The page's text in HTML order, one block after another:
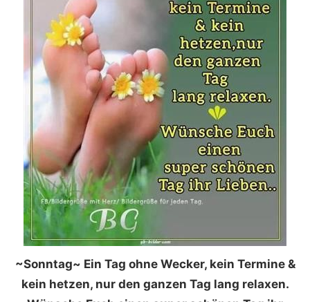
~Sonntag~ Ein Tag ohne Wecker, kein Termine &
kein hetzen, nur den ganzen Tag lang relaxen.